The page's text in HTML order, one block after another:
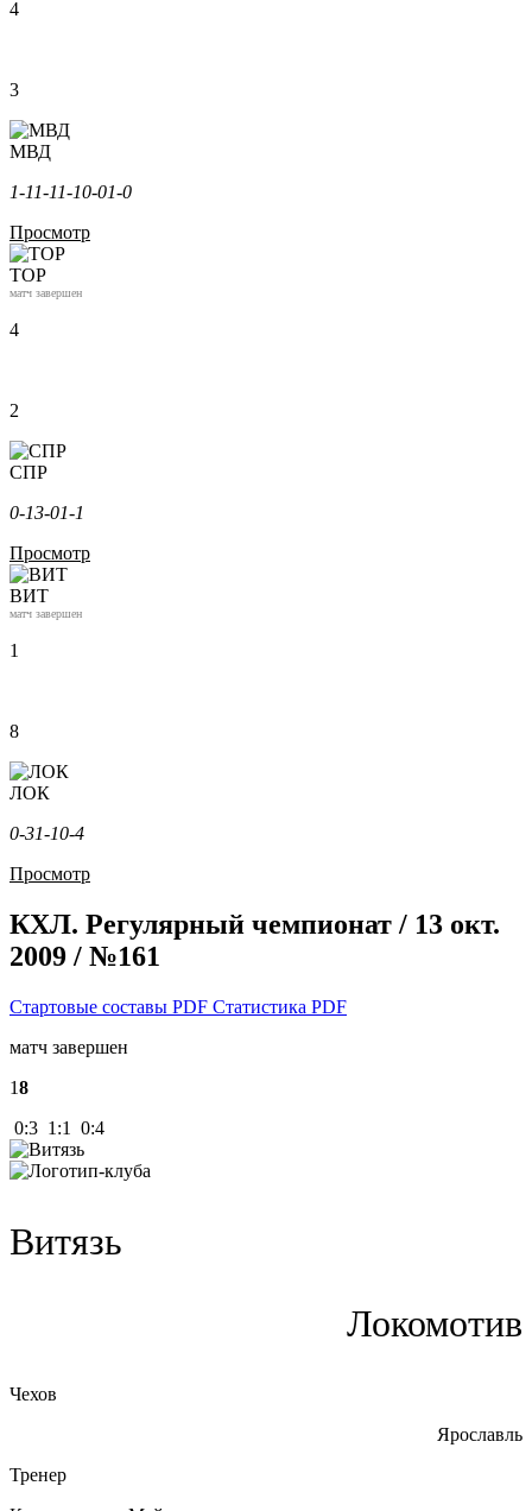
4
3
МВД
1-11-11-10-01-0
Просмотр
ТОР
матч завершен
4
2
СПР
0-13-01-1
Просмотр
ВИТ
матч завершен
1
8
ЛОК
0-31-10-4
Просмотр
КХЛ. Регулярный чемпионат / 13 окт.
2009 / №161
Стартовые составы PDF Статистика PDF
матч завершен
18
0:3 1:1 0:4
Витязь
Локомотив
Чехов
Ярославль
Тренер